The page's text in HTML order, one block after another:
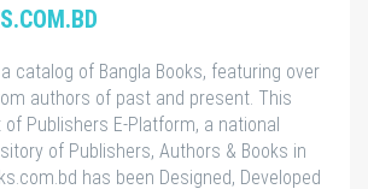
catalog of Bangla Books, featuring over
authors of past and present. This
Publishers E-Platform, a national
of Publishers, Authors & Books in
has been Designed, Developed